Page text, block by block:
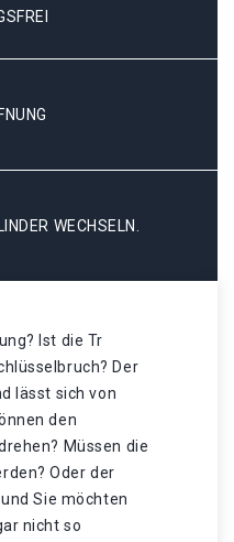
WECHSELN.
Ist die Tr
Der
lässt sich von
den
Müssen die
Oder der
Sie möchten
nicht so